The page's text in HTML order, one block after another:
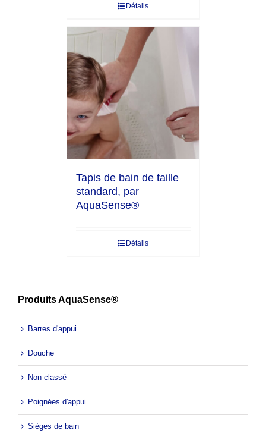
Détails
Tapis de bain de taille
standard, par
AquaSense®
Détails
Produits AquaSense®
Barres d'appui
Douche
Non classé
Poignées d'appui
Sièges de bain